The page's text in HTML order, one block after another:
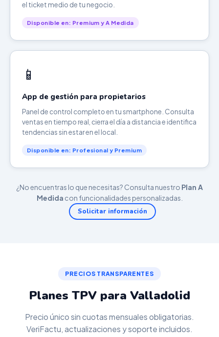
el ticket medio de tu negocio.
Disponible en: Premium y A Medida
📱
App de gestión para propietarios
Panel de control completo en tu smartphone. Consulta
ventas en tiempo real, cierra el día a distancia e identifica
tendencias sin estar en el local.
Disponible en: Profesional y Premium
¿No encuentras lo que necesitas? Consulta nuestro Plan A
Medida con funcionalidades personalizadas.
Solicitar información
PRECIOS TRANSPARENTES
Planes TPV para Valladolid
Precio único sin cuotas mensuales obligatorias.
VeriFactu, actualizaciones y soporte incluidos.